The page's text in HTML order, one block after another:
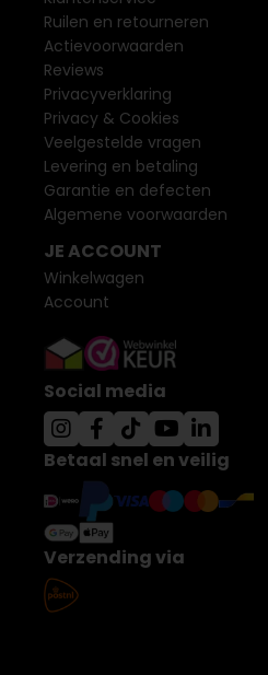
Ruilen en retourneren
Actievoorwaarden
Reviews
Privacyverklaring
Privacy & Cookies
Veelgestelde vragen
Levering en betaling
Garantie en defecten
Algemene voorwaarden
JE ACCOUNT
Winkelwagen
Account
Social media
Betaal snel en veilig
Verzending via